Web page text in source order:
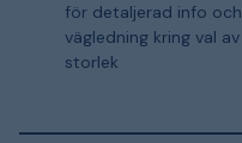
för detaljerad info och
vägledning kring val av
storlek